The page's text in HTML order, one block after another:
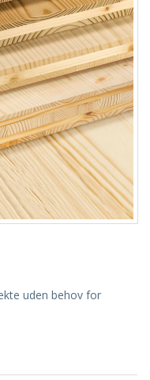
uden behov for